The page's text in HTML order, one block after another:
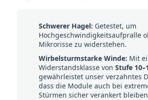
Schwerer Hagel: Getestet, um
Hochgeschwindigkeitsaufpralle
Mikrorisse zu widerstehen.
Wirbelsturmstarke Winde: Mit
Widerstandsklasse von Stufe
gewährleistet unser verzahntes
dass die Module auch bei
Stürmen sicher verankert